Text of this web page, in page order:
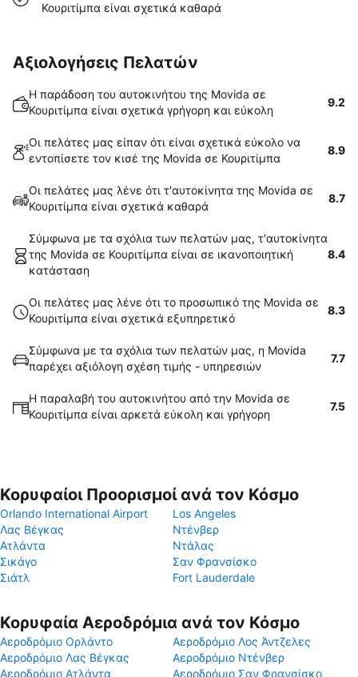
Κουριτίμπα είναι σχετικά καθαρά
Αξιολογήσεις Πελατών
Η παράδοση του αυτοκινήτου της Movida σε
Κουριτίμπα είναι σχετικά γρήγορη και εύκολη
9.2
Οι πελάτες μας είπαν ότι είναι σχετικά εύκολο να
εντοπίσετε τον κισέ της Movida σε Κουριτίμπα
8.9
Οι πελάτες μας λένε ότι τ'αυτοκίνητα της Movida σε
Κουριτίμπα είναι σχετικά καθαρά
8.7
Σύμφωνα με τα σχόλια των πελατών μας, τ'αυτοκίνητα
της Movida σε Κουριτίμπα είναι σε ικανοποιητική
κατάσταση
8.4
Οι πελάτες μας λένε ότι το προσωπικό της Movida σε
Κουριτίμπα είναι σχετικά εξυπηρετικό
8.3
Σύμφωνα με τα σχόλια των πελατών μας, η Movida
παρέχει αξιόλογη σχέση τιμής - υπηρεσιών
7.7
Η παραλαβή του αυτοκινήτου από την Movida σε
Κουριτίμπα είναι αρκετά εύκολη και γρήγορη
7.5
Κορυφαίοι Προορισμοί ανά τον Κόσμο
Orlando International Airport
Los Angeles
Λας Βέγκας
Ντένβερ
Ατλάντα
Ντάλας
Σικάγο
Σαν Φρανσίσκο
Σιάτλ
Fort Lauderdale
Κορυφαία Αεροδρόμια ανά τον Κόσμο
Αεροδρόμιο Ορλάντο
Αεροδρόμιο Λος Άντζελες
Αεροδρόμιο Λας Βέγκας
Αεροδρόμιο Ντένβερ
Αεροδρόμιο Ατλάντα
Αεροδρόμιο Σαν Φρανσίσκο